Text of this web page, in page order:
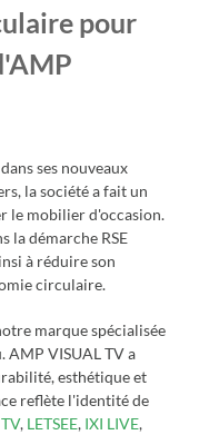
pour
ses nouveaux
la société a fait un
le mobilier d'occasion.
la démarche RSE
à réduire son
circulaire.
marque spécialisée
AMP VISUAL TV a
esthétique et
reflète l'identité de
, LETSEE, IXI LIVE,